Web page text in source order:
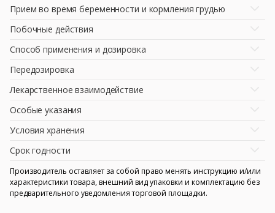
Прием во время беременности и кормления грудью
Побочные действия
Способ применения и дозировка
Передозировка
Лекарственное взаимодействие
Особые указания
Условия хранения
Срок годности
Производитель оставляет за собой право менять инструкцию и/или
характеристики товара, внешний вид упаковки и комплектацию без
предварительного уведомления торговой площадки.